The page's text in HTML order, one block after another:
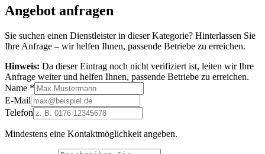
Angebot anfragen
Sie suchen einen Dienstleister in dieser Kategorie? Hinterlassen Sie
Ihre Anfrage – wir helfen Ihnen, passende Betriebe zu erreichen.
Hinweis: Da dieser Eintrag noch nicht verifiziert ist, leiten wir Ihre
Anfrage weiter und helfen Ihnen, passende Betriebe zu erreichen.
Name *
E-Mail
Telefon
Mindestens eine Kontaktmöglichkeit angeben.